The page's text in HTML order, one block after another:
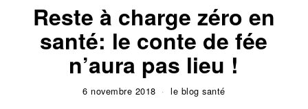
Reste à charge zéro en
santé: le conte de fée
n’aura pas lieu !
6 novembre 2018 le blog santé